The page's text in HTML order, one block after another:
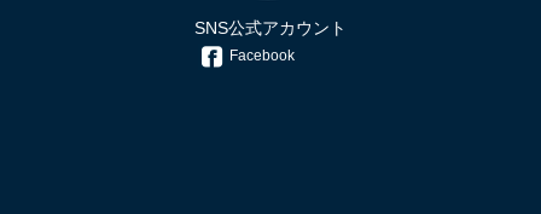
SNS公式アカウント
Facebook